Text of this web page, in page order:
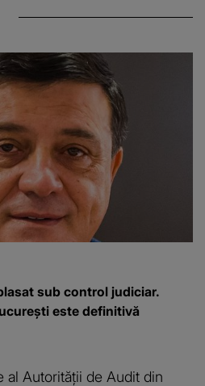
sub control judiciar.
este definitivă
al Autorităţii de Audit din